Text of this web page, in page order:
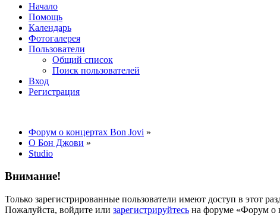
Начало
Помощь
Календарь
Фотогалерея
Пользователи
Общий список
Поиск пользователей
Вход
Регистрация
Форум о концертах Bon Jovi »
О Бон Джови »
Studio
Внимание!
Только зарегистрированные пользователи имеют доступ в этот
Пожалуйста, войдите или зарегистрируйтесь на форуме «Форум о